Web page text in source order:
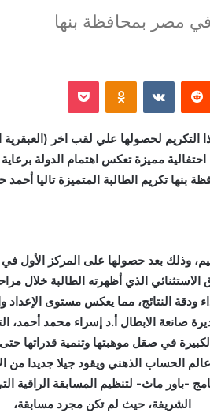
مصر بمحافظة بنها
‏Reddit
‏VKontakte
Odnoklassniki بوكيت
التكريم لحصولها علي لقب اخر
مميزة تعكس اهتمام الدولة
بنها تكريم الطالبة المتميزة تاليا أحمد
وذلك بعد حصولها على المركز الأول
الاستثنائي الذي أظهرته الطالبة خلال
النتائج، مما يعكس مستوى الإعداد
صانعة الابطال أ.د إسراء محمد أحمد،
الكبيرة في صقل موهبتها وتنمية
الحساب الذهني ويقود جيلا جديدا من
-باور ماث- لتنظيم المسابقة الراقية
الشريفة، حيث لم تكن مجرد مسابقة،